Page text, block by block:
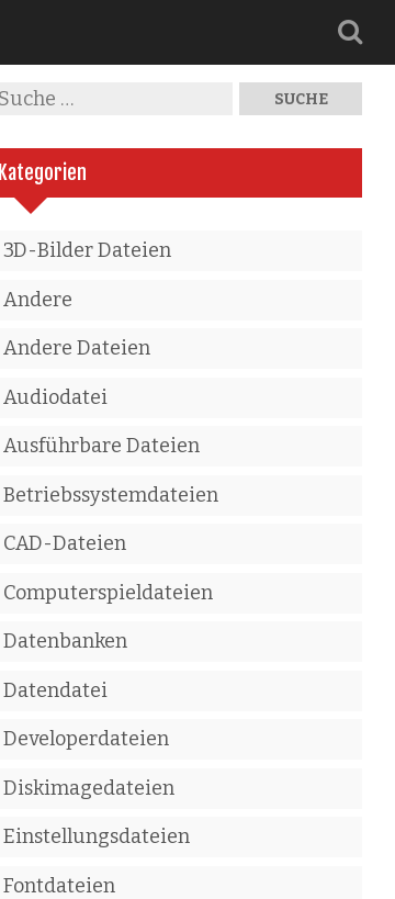
Kategorien
3D-Bilder Dateien
Andere
Andere Dateien
Audiodatei
Ausführbare Dateien
Betriebssystemdateien
CAD-Dateien
Computerspieldateien
Datenbanken
Datendatei
Developerdateien
Diskimagedateien
Einstellungsdateien
Fontdateien